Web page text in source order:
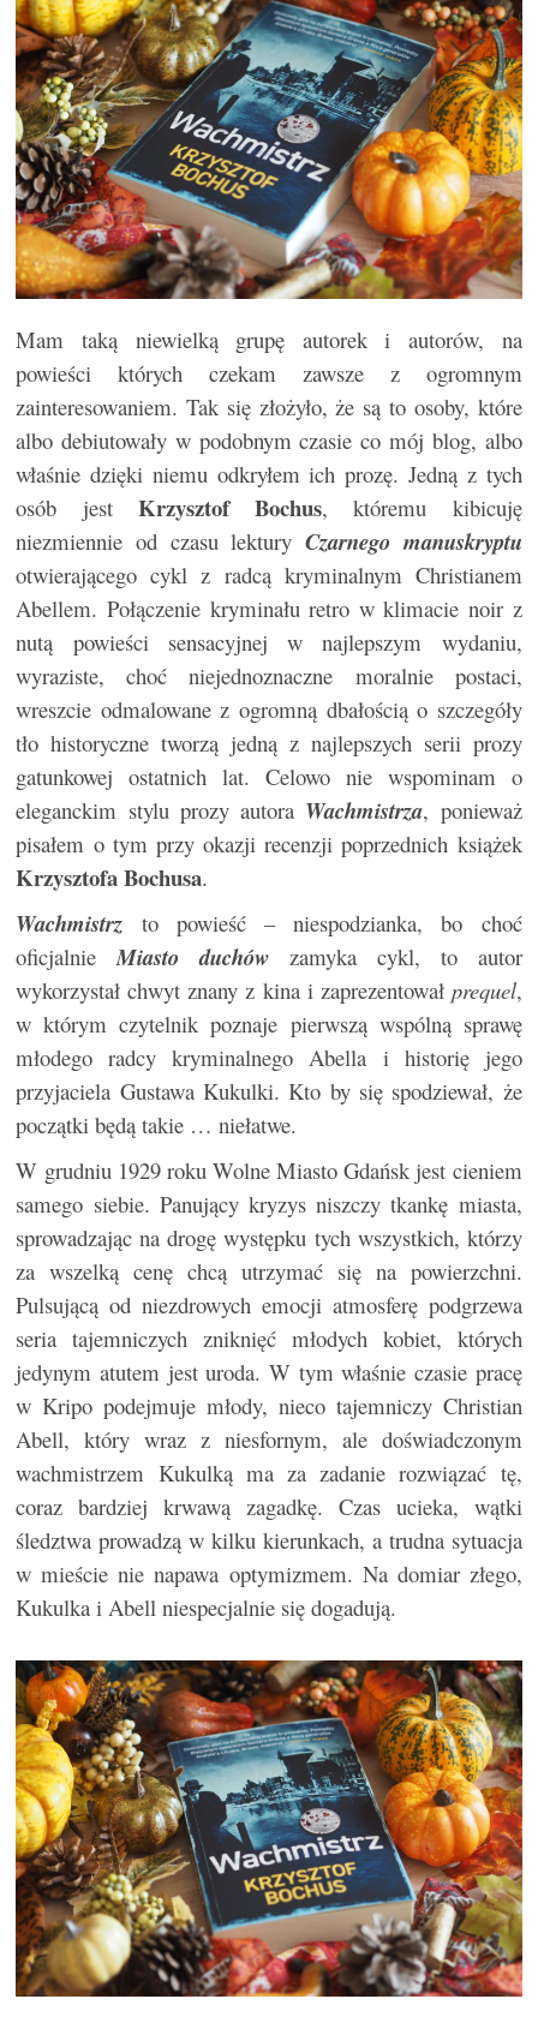
Mam taką niewielką grupę autorek i autorów, na
powieści których czekam zawsze z ogromnym
zainteresowaniem. Tak się złożyło, że są to osoby, które
albo debiutowały w podobnym czasie co mój blog, albo
właśnie dzięki niemu odkryłem ich prozę. Jedną z tych
osób jest Krzysztof Bochus, któremu kibicuję
niezmiennie od czasu lektury Czarnego manuskryptu
otwierającego cykl z radcą kryminalnym Christianem
Abellem. Połączenie kryminału retro w klimacie noir z
nutą powieści sensacyjnej w najlepszym wydaniu,
wyraziste, choć niejednoznaczne moralnie postaci,
wreszcie odmalowane z ogromną dbałością o szczegóły
tło historyczne tworzą jedną z najlepszych serii prozy
gatunkowej ostatnich lat. Celowo nie wspominam o
eleganckim stylu prozy autora Wachmistrza, ponieważ
pisałem o tym przy okazji recenzji poprzednich książek
Krzysztofa Bochusa.
Wachmistrz to powieść – niespodzianka, bo choć
oficjalnieMiasto duchów
zamyka cykl, to autor
wykorzystał chwyt znany z kina i zaprezentował prequel,
w którym czytelnik poznaje pierwszą wspólną sprawę
młodego radcy kryminalnego Abella i historię jego
przyjaciela Gustawa Kukulki. Kto by się spodziewał, że
początki będą takie … niełatwe.
W grudniu 1929 roku Wolne Miasto Gdańsk jest cieniem
samego siebie. Panujący kryzys niszczy tkankę miasta,
sprowadzając na drogę występku tych wszystkich, którzy
za wszelką cenę chcą utrzymać się na powierzchni.
Pulsującą od niezdrowych emocji atmosferę podgrzewa
seria tajemniczych zniknięć młodych kobiet, których
jedynym atutem jest uroda. W tym właśnie czasie pracę
w Kripo podejmuje młody, nieco tajemniczy Christian
Abell, który wraz z niesfornym, ale doświadczonym
wachmistrzem Kukulką ma za zadanie rozwiązać tę,
coraz bardziej krwawą zagadkę. Czas ucieka, wątki
śledztwa prowadzą w kilku kierunkach, a trudna sytuacja
w mieście nie napawa optymizmem. Na domiar złego,
Kukulka i Abell niespecjalnie się dogadują.